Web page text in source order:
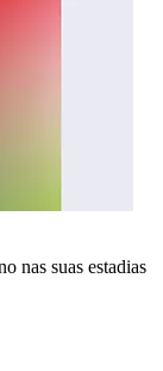
nas suas estadias